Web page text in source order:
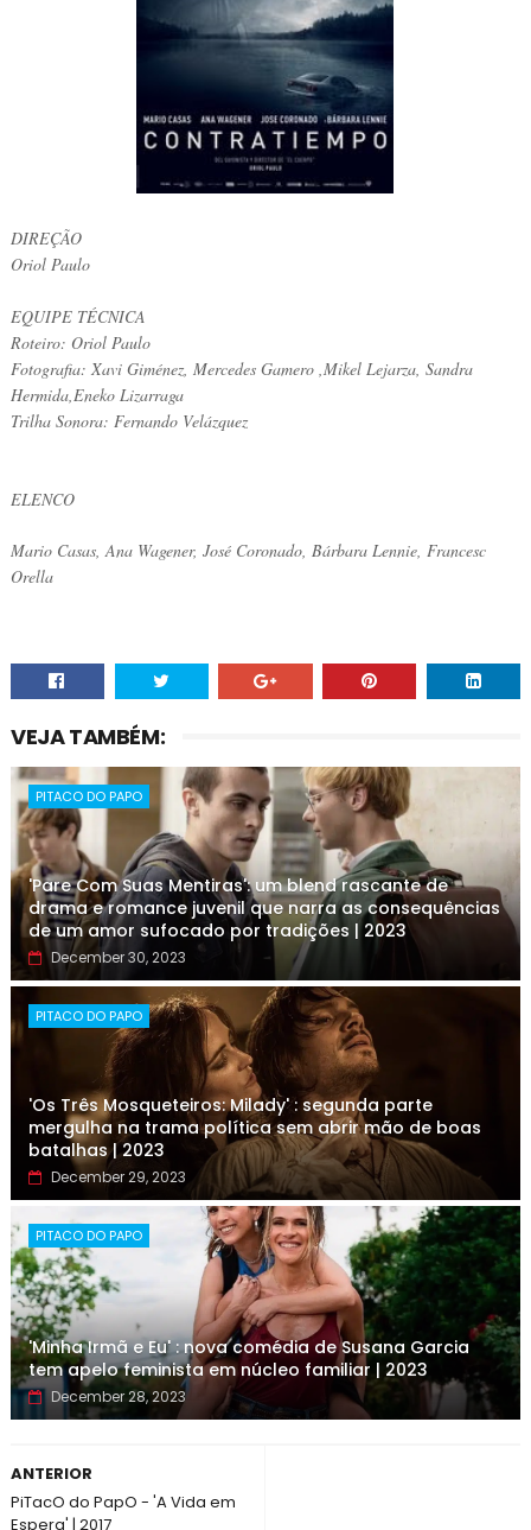
DIREÇÃO
Oriol Paulo
EQUIPE TÉCNICA
Roteiro: Oriol Paulo
Fotografia: Xavi Giménez, Mercedes Gamero ,Mikel Lejarza, Sandra
Hermida,Eneko Lizarraga
Trilha Sonora: Fernando Velázquez
ELENCO
Mario Casas, Ana Wagener, José Coronado, Bárbara Lennie, Francesc
Orella
VEJA TAMBÉM:
PITACO DO PAPO
'Pare Com Suas Mentiras': um blend rascante de
drama e romance juvenil que narra as consequências
de um amor sufocado por tradições | 2023
December 30, 2023
PITACO DO PAPO
'Os Três Mosqueteiros: Milady' : segunda parte
mergulha na trama política sem abrir mão de boas
batalhas | 2023
December 29, 2023
PITACO DO PAPO
'Minha Irmã e Eu' : nova comédia de Susana Garcia
tem apelo feminista em núcleo familiar | 2023
December 28, 2023
ANTERIOR
PiTacO do PapO - 'A Vida em
Espera' | 2017